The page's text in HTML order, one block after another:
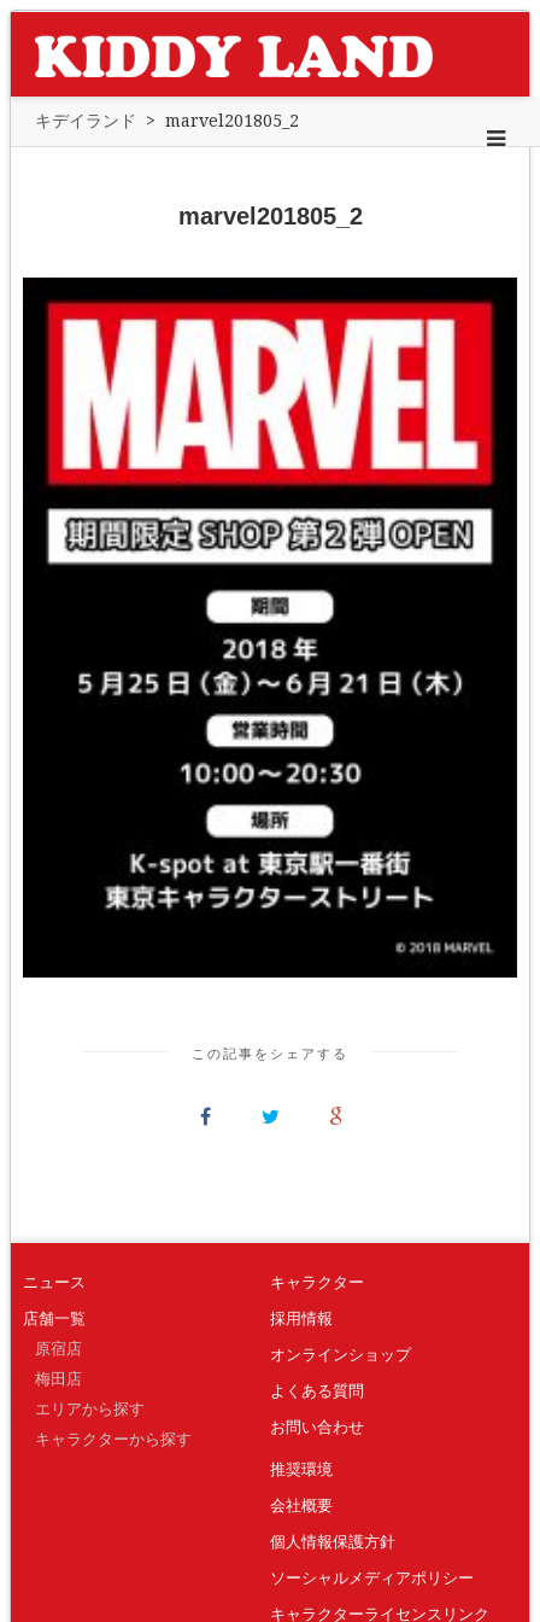
キデイランド > marvel201805_2
marvel201805_2
この記事をシェアする
ニュース
店舗一覧
原宿店
梅田店
エリアから探す
キャラクターから探す
キャラクター
採用情報
オンラインショップ
よくある質問
お問い合わせ
推奨環境
会社概要
個人情報保護方針
ソーシャルメディアポリシー
キャラクターライセンスリンク